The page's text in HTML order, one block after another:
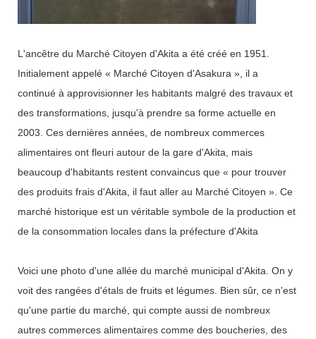
L'ancêtre du Marché Citoyen d'Akita a été créé en 1951.
Initialement appelé « Marché Citoyen d'Asakura », il a
continué à approvisionner les habitants malgré des travaux et
des transformations, jusqu'à prendre sa forme actuelle en
2003. Ces dernières années, de nombreux commerces
alimentaires ont fleuri autour de la gare d'Akita, mais
beaucoup d'habitants restent convaincus que « pour trouver
des produits frais d'Akita, il faut aller au Marché Citoyen ». Ce
marché historique est un véritable symbole de la production et
de la consommation locales dans la préfecture d'Akita
Voici une photo d'une allée du marché municipal d'Akita. On y
voit des rangées d'étals de fruits et légumes. Bien sûr, ce n'est
qu'une partie du marché, qui compte aussi de nombreux
autres commerces alimentaires comme des boucheries, des